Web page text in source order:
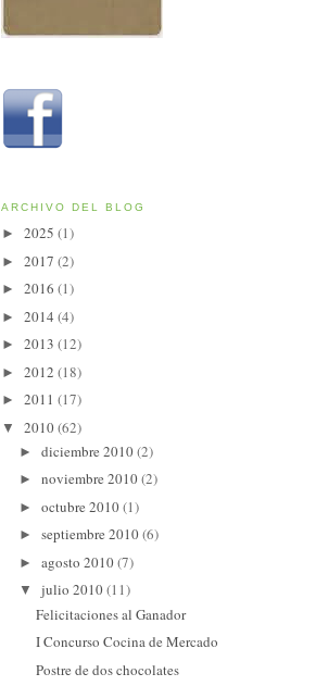
ARCHIVO DEL BLOG
► 2025 (1)
► 2017 (2)
► 2016 (1)
► 2014 (4)
► 2013 (12)
► 2012 (18)
► 2011 (17)
▼ 2010(62)
► diciembre 2010(2)
► noviembre 2010(2)
► octubre 2010(1)
► septiembre 2010(6)
► agosto 2010(7)
▼ julio 2010(11)
Felicitaciones al Ganador
I Concurso Cocina de Mercado
Postre de dos chocolates